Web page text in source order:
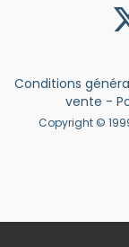
Conditions
vente -
Copyright ©